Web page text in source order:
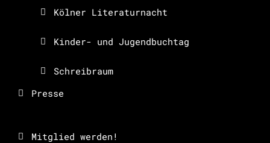
Kölner Literaturnacht
Kinder- und Jugendbuchtag
Schreibraum
Presse
Mitglied werden!